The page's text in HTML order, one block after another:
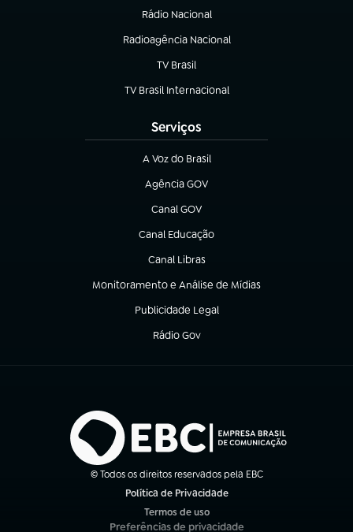
Rádio Nacional
Radioagência Nacional
(abre em nova aba)
TV Brasil
(abre em nova aba)
TV Brasil Internacional
(abre em nova aba)
Serviços
A Voz do Brasil
(abre em nova aba)
Agência GOV
(abre em nova aba)
Canal GOV
(abre em nova aba)
Canal Educação
(abre em nova aba)
Canal Libras
(abre em nova aba)
Monitoramento e Análise de Mídias
(abre em nova aba)
Publicidade Legal
(abre em nova aba)
Rádio Gov
(abre em nova aba)
© Todos os direitos reservados pela EBC
Política de Privacidade
Termos de uso
(abre em nova aba)
Preferências de privacidade